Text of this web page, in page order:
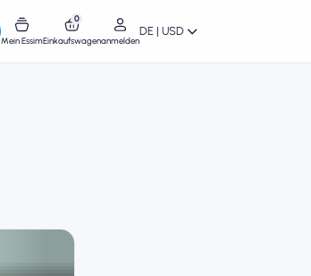
Mein Essim
0
Einkaufswagenanmelden
DE | USD